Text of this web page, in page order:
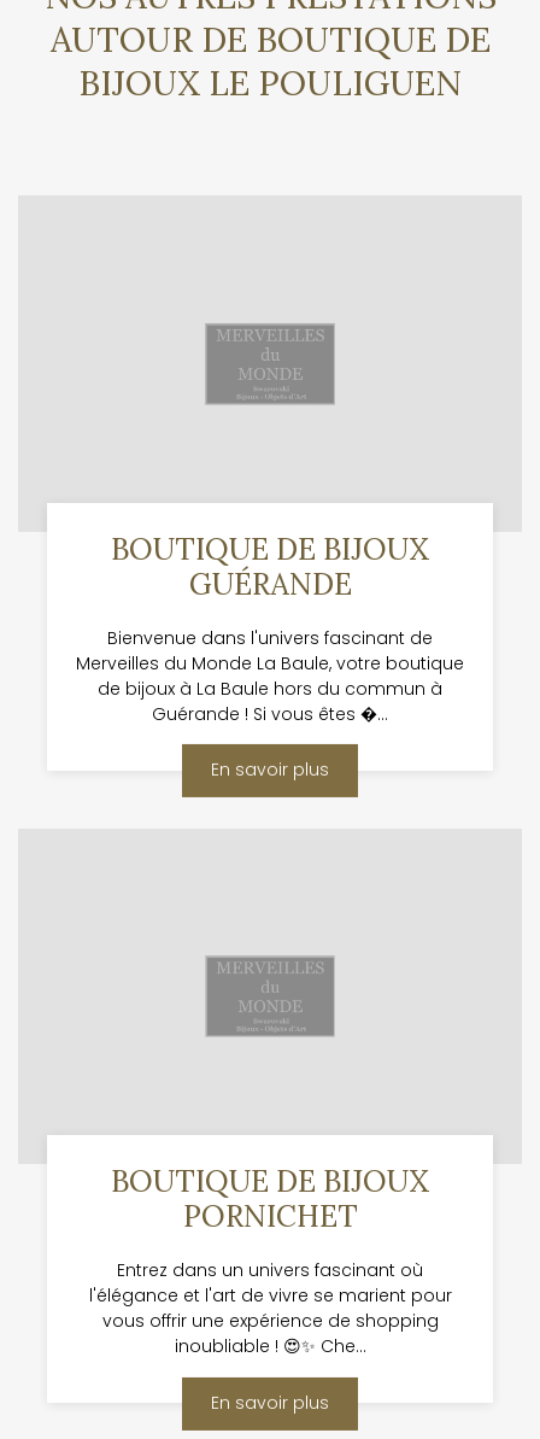
AUTOUR DE BOUTIQUE DE
BIJOUX LE POULIGUEN
BOUTIQUE DE BIJOUX
GUÉRANDE
Bienvenue dans l'univers fascinant de
Merveilles du Monde La Baule, votre boutique
de bijoux à La Baule hors du commun à
Guérande ! Si vous êtes �...
En savoir plus
BOUTIQUE DE BIJOUX
PORNICHET
Entrez dans un univers fascinant où
l'élégance et l'art de vivre se marient pour
vous offrir une expérience de shopping
inoubliable ! 😍✨ Che...
En savoir plus